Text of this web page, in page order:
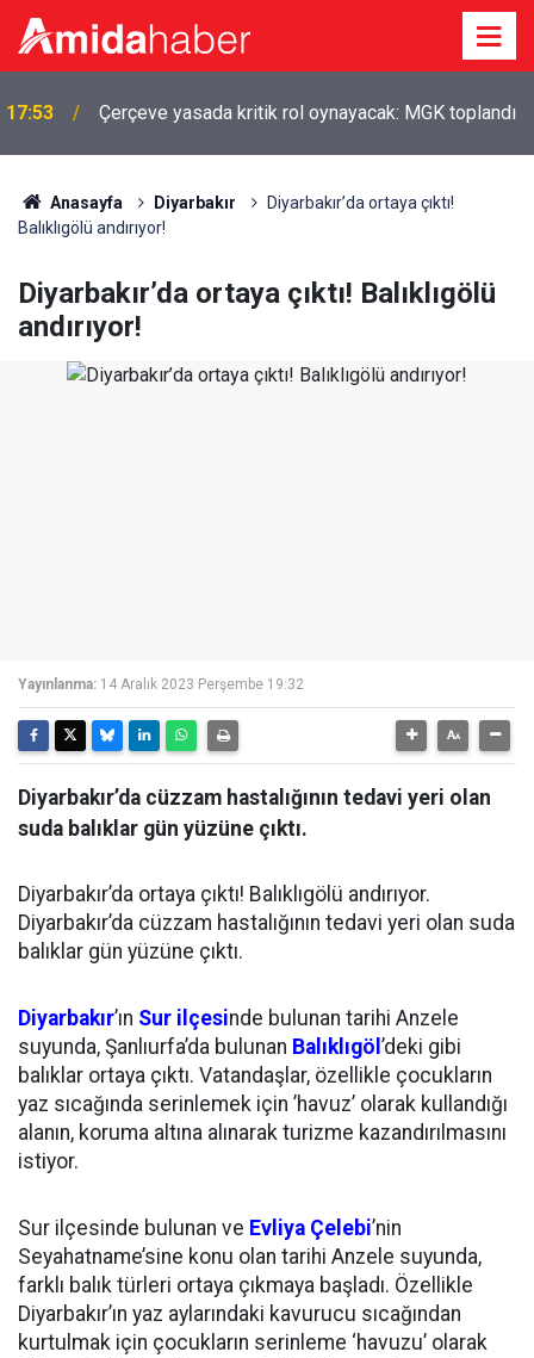
17:53
Çerçeve yasada kritik rol oynayacak: MGK toplandı
17:12
Bingöl'de zincirleme kaza: 5 yaralı
Anasayfa Diyarbakır
Diyarbakır’da ortaya çıktı!
Balıklıgölü andırıyor!
Diyarbakır’da ortaya çıktı! Balıklıgölü
andırıyor!
Yayınlanma: 14 Aralık 2023 Perşembe 19:32
Diyarbakır’da cüzzam hastalığının tedavi yeri olan
suda balıklar gün yüzüne çıktı.
Diyarbakır’da ortaya çıktı! Balıklıgölü andırıyor.
Diyarbakır’da cüzzam hastalığının tedavi yeri olan suda
balıklar gün yüzüne çıktı.
Diyarbakır’ın Sur ilçesinde bulunan tarihi Anzele
suyunda, Şanlıurfa’da bulunan Balıklıgöl ’deki gibi
balıklar ortaya çıktı. Vatandaşlar, özellikle çocukların
yaz sıcağında serinlemek için ’havuz’ olarak kullandığı
alanın, koruma altına alınarak turizme kazandırılmasını
istiyor.
Sur ilçesinde bulunan ve Evliya Çelebi’nin
Seyahatname’sine konu olan tarihi Anzele suyunda,
farklı balık türleri ortaya çıkmaya başladı. Özellikle
Diyarbakır’ın yaz aylarındaki kavurucu sıcağından
kurtulmak için çocukların serinleme ‘havuzu’ olarak